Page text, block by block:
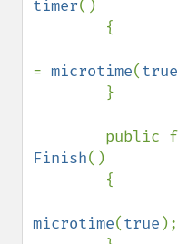
timer()
= microtime(true
Finish()
microtime(true );